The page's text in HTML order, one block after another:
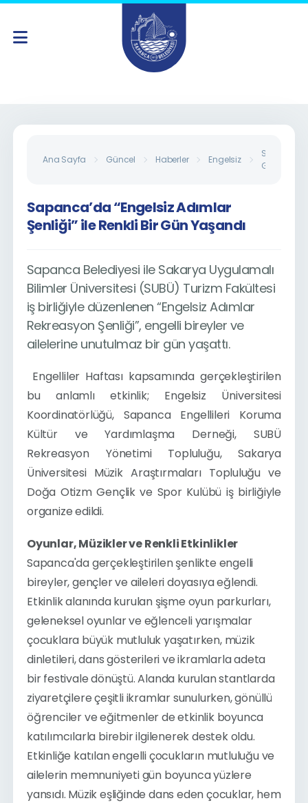
Ana Sayfa Güncel Haberler Engelsiz
Gün
Sapanca’da “Engelsiz Adımlar
Şenliği” ile Renkli Bir Gün Yaşandı
Sapanca Belediyesi ile Sakarya Uygulamalı
Bilimler Üniversitesi (SUBÜ) Turizm Fakültesi
iş birliğiyle düzenlenen “Engelsiz Adımlar
Rekreasyon Şenliği”, engelli bireyler ve
ailelerine unutulmaz bir gün yaşattı.
Engelliler Haftası kapsamında gerçekleştirilen
bu anlamlı etkinlik; Engelsiz Üniversitesi
Koordinatörlüğü, Sapanca Engellileri Koruma
Kültür ve Yardımlaşma Derneği, SUBÜ
Rekreasyon Yönetimi Topluluğu, Sakarya
Üniversitesi Müzik Araştırmaları Topluluğu ve
Doğa Otizm Gençlik ve Spor Kulübü iş birliğiyle
organize edildi.
Oyunlar, Müzikler ve Renkli Etkinlikler
Sapanca'da gerçekleştirilen şenlikte engelli
bireyler, gençler ve aileleri doyasıya eğlendi.
Etkinlik alanında kurulan şişme oyun parkurları,
geleneksel oyunlar ve eğlenceli yarışmalar
çocuklara büyük mutluluk yaşatırken, müzik
dinletileri, dans gösterileri ve ikramlarla adeta
bir festivale dönüştü. Alanda kurulan stantlarda
ziyaretçilere çeşitli ikramlar sunulurken, gönüllü
öğrenciler ve eğitmenler de etkinlik boyunca
katılımcılarla birebir ilgilenerek destek oldu.
Etkinliğe katılan engelli çocukların mutluluğu ve
ailelerin memnuniyeti gün boyunca yüzlere
yansıdı. Müzik eşliğinde dans eden çocuklar, hem